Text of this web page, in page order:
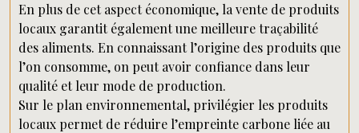
En plus de cet aspect économique, la vente de produits
locaux garantit également une meilleure traçabilité
des aliments. En connaissant l’origine des produits que
l’on consomme, on peut avoir confiance dans leur
qualité et leur mode de production.
Sur le plan environnemental, privilégier les produits
locaux permet de réduire l’empreinte carbone liée au